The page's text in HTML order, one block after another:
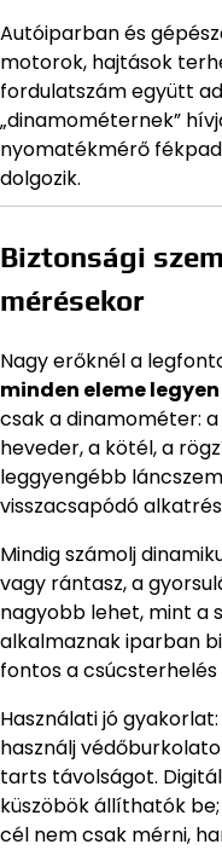
Autóiparban és
motorok, hajtások
fordulatszám együtt
„dinamométernek”
nyomatékmérő
dolgozik.
Biztonsági
mérésekor
Nagy erőknél a
minden eleme
csak a dinamométer:
heveder, a kötél, a
leggyengébb
visszacsapódó
Mindig számolj
vagy rántasz, a
nagyobb lehet, mint a
alkalmaznak iparban
fontos a
Használati jó
használj
tarts távolságot.
küszöbök állíthatók
cél nem csak mérni,